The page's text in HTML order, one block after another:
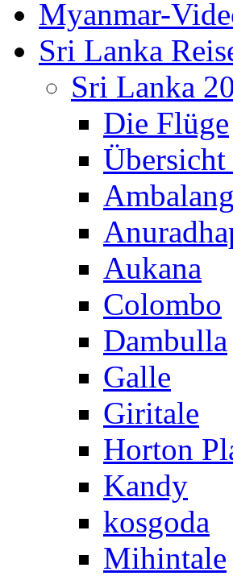
Myanmar-
Sri Lanka
Sri Lanka
Die Flüge
Übersicht
Aukana
Colombo
Dambulla
Galle
Giritale
Horton
Kandy
kosgoda
Mihintale